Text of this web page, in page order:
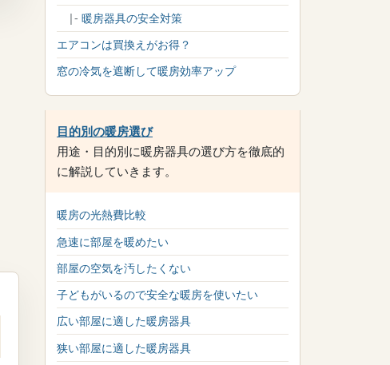
|- 暖房器具の安全対策
エアコンは買換えがお得？
窓の冷気を遮断して暖房効率アップ
目的別の暖房選び
用途・目的別に暖房器具の選び方を徹底的
に解説していきます。
暖房の光熱費比較
急速に部屋を暖めたい
部屋の空気を汚したくない
子どもがいるので安全な暖房を使いたい
広い部屋に適した暖房器具
狭い部屋に適した暖房器具